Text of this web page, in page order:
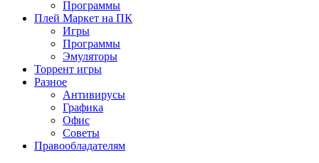
Программы
Плей Маркет на ПК
Игры
Программы
Эмуляторы
Торрент игры
Разное
Антивирусы
Графика
Офис
Советы
Правообладателям